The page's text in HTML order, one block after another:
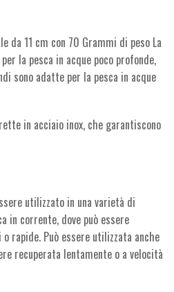
da 11 cm con 70 Grammi di peso La
la pesca in acque poco profonde,
sono adatte per la pesca in acque
in acciaio inox, che garantiscono
utilizzato in una varietà di
in corrente, dove può essere
rapide. Può essere utilizzata anche
recuperata lentamente o a velocità